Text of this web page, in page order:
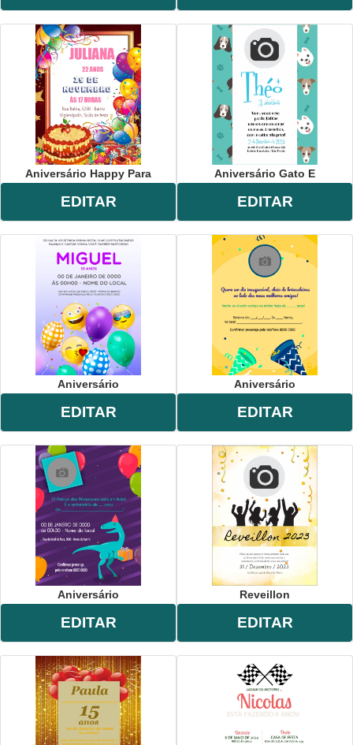
Aniversário Happy Para
EDITAR
Aniversário Gato E
EDITAR
Aniversário
EDITAR
Aniversário
EDITAR
Aniversário
EDITAR
Reveillon
EDITAR